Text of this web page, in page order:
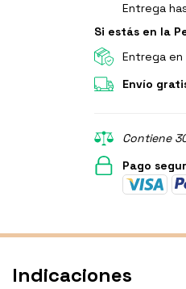
Entrega
Si estás en la
Entrega
Envío
Contiene
Pago
Indicaciones